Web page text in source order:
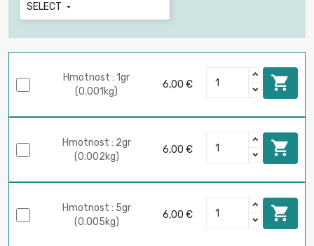
SELECT 
Hmotnost : 1gr
(0.001kg)
6,00 € 
Hmotnost : 2gr
(0.002kg)
6,00 € 
Hmotnost : 5gr
(0.005kg)
6,00 € 